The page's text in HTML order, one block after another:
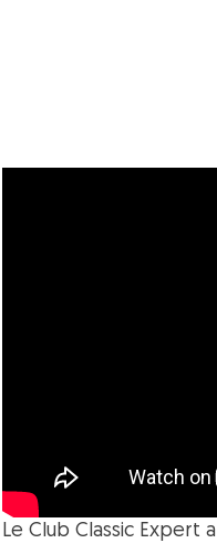
Le Club Classic Expert